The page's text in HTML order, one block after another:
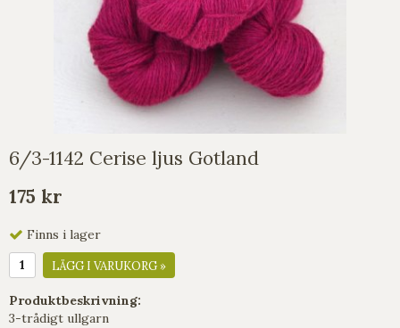
6/3-1142 Cerise ljus Gotland
175 kr
Finns i lager
LÄGG I VARUKORG »
Produktbeskrivning:
3-trådigt ullgarn